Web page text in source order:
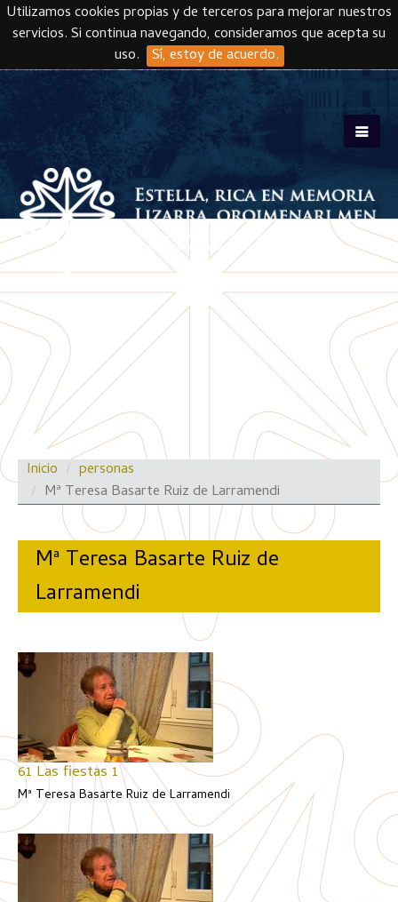
Utilizamos cookies propias y de terceros para mejorar nuestros
servicios. Si continua navegando, consideramos que acepta su
uso. Sí, estoy de acuerdo.
Skip to main content
Inicio
personas
Mª Teresa Basarte Ruiz de Larramendi
Mª Teresa Basarte Ruiz de
Larramendi
61 Las fiestas 1
Mª Teresa Basarte Ruiz de Larramendi